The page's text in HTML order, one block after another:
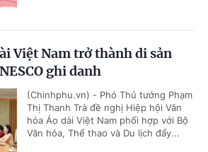
Việt Nam trở thành di sản
ghi danh
(Chinhphu.vn) - Phó Thủ tướng Phạm
Thị Thanh Trà đề nghị Hiệp hội Văn
hóa Áo dài Việt Nam phối hợp với Bộ
Văn hóa, Thể thao và Du lịch đẩy...